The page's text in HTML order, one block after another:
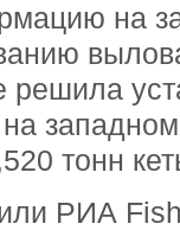
на
решила
тонн
РИА